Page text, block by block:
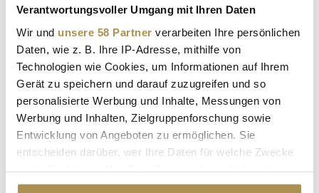
Verantwortungsvoller Umgang mit Ihren Daten
Wir und unsere 58 Partner verarbeiten Ihre persönlichen
Daten, wie z. B. Ihre IP-Adresse, mithilfe von
Technologien wie Cookies, um Informationen auf Ihrem
Gerät zu speichern und darauf zuzugreifen und so
personalisierte Werbung und Inhalte, Messungen von
Werbung und Inhalten, Zielgruppenforschung sowie
Entwicklung von Angeboten zu ermöglichen. Sie
entscheiden darüber, wer Ihre Daten für welche Zwecke
Cookie-Erklärung oder durch Klicken auf das Privacy
Peter & Paul - "Wald, Wild und Wirtschaft –